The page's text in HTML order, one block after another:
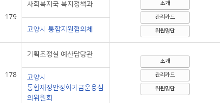
179
사회복지국 복지정책과 소개
관리카드
위원명단
고양시 통합지원협의체
178
기획조정실 예산담당관
소개
관리카드
위원명단
고양시
통합재정안정화기금운용심
의위원회